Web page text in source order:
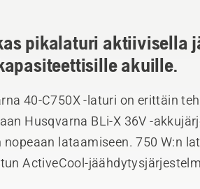
pikalaturi aktiivisella
akuille.
40-C750X -laturi on erittäin
Husqvarna BLi-X 36V -
nopeaan lataamiseen. 750 W:n
ActiveCool-